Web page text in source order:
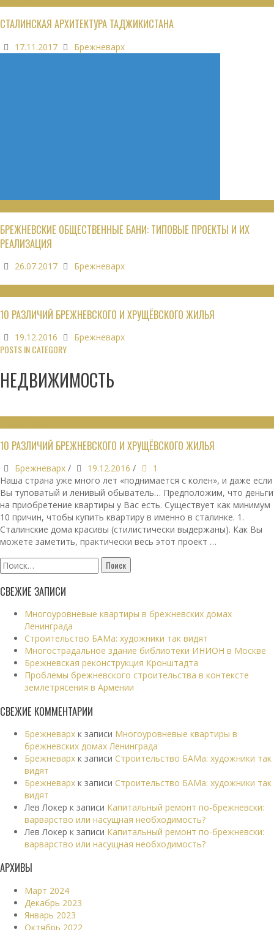
СТАЛИНСКАЯ АРХИТЕКТУРА ТАДЖИКИСТАНА
17.11.2017 Брежневарх
БРЕЖНЕВСКИЕ ОБЩЕСТВЕННЫЕ БАНИ: ТИПОВЫЕ ПРОЕКТЫ И ИХ
РЕАЛИЗАЦИЯ
26.07.2017 Брежневарх
10 РАЗЛИЧИЙ БРЕЖНЕВСКОГО И ХРУЩЁВСКОГО ЖИЛЬЯ
19.12.2016 Брежневарх
POSTS IN CATEGORY
НЕДВИЖИМОСТЬ
10 РАЗЛИЧИЙ БРЕЖНЕВСКОГО И ХРУЩЁВСКОГО ЖИЛЬЯ
Брежневарх / 19.12.2016 /
1
Наша страна уже много лет «поднимается с колен», и даже если
Вы туповатый и ленивый обыватель… Предположим, что деньги
на приобретение квартиры у Вас есть. Существует как минимум
10 причин, чтобы купить квартиру в именно в сталинке. 1.
Сталинские дома красивы (стилистически выдержаны). Как Вы
можете заметить, практически весь этот проект …
Найти:
СВЕЖИЕ ЗАПИСИ
Многоуровневые квартиры в брежневских домах
Ленинграда
Строительство БАМа: художники так видят
Многострадальное здание библиотеки ИНИОН в Москве
Брежневская реконструкция Кронштадта
Проблемы брежневского строительства в контексте
землетрясения в Армении
СВЕЖИЕ КОММЕНТАРИИ
Брежневарх к записи Многоуровневые квартиры в
брежневских домах Ленинграда
Брежневарх к записи Строительство БАМа: художники так
видят
Брежневарх к записи Строительство БАМа: художники так
видят
Лев Локер к записи Капитальный ремонт по-брежневски:
варварство или насущная необходимость?
Лев Локер к записи Капитальный ремонт по-брежневски:
варварство или насущная необходимость?
АРХИВЫ
Март 2024
Декабрь 2023
Январь 2023
Октябрь 2022